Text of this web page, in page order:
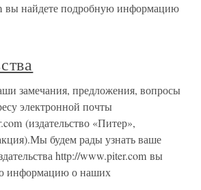
вы найдете подробную информацию
замечания, предложения, вопросы
электронной почты
(издательство «Питер»,
будем рады узнать ваше
http://www.piter.com вы
информацию о наших